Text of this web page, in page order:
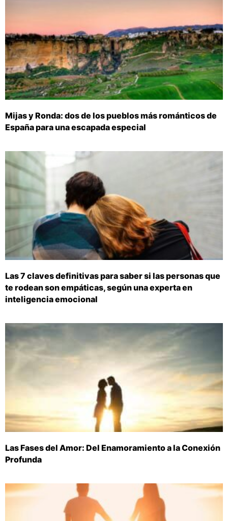
Mijas y Ronda: dos de los pueblos más románticos de
España para una escapada especial
Las 7 claves definitivas para saber si las personas que
te rodean son empáticas, según una experta en
inteligencia emocional
Las Fases del Amor: Del Enamoramiento a la Conexión
Profunda